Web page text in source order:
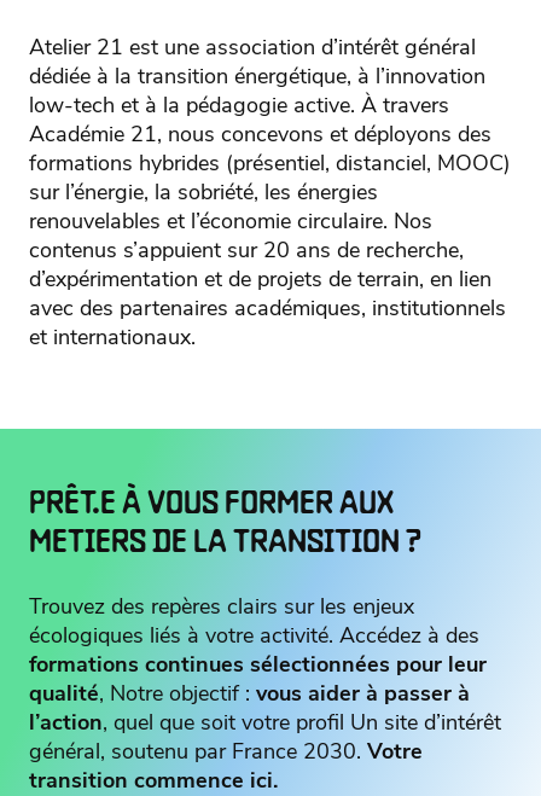
Atelier 21 est une association d’intérêt général
dédiée à la transition énergétique, à l’innovation
low-tech et à la pédagogie active. À travers
Académie 21, nous concevons et déployons des
formations hybrides (présentiel, distanciel, MOOC)
sur l’énergie, la sobriété, les énergies
renouvelables et l’économie circulaire. Nos
contenus s’appuient sur 20 ans de recherche,
d’expérimentation et de projets de terrain, en lien
avec des partenaires académiques, institutionnels
et internationaux.
PRÊT.E À VOUS FORMER AUX
METIERS DE LA TRANSITION ?
Trouvez des repères clairs sur les enjeux
écologiques liés à votre activité. Accédez à des
formations continues sélectionnées pour leur
qualité, Notre objectif : vous aider à passer à
l’action, quel que soit votre profil Un site d’intérêt
général, soutenu par France 2030. Votre
transition commence ici.